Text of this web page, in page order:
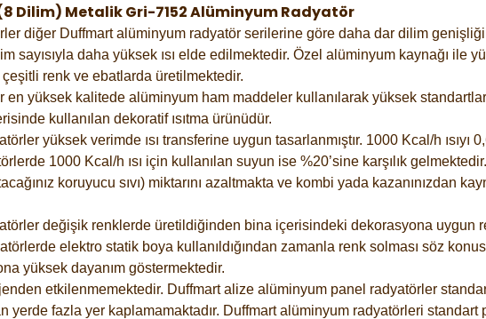
Dilim) Metalik Gri-7152 Alüminyum Radyatör
diğer Duffmart alüminyum radyatör serilerine göre daha dar dilim
sayısıyla daha yüksek ısı elde edilmektedir. Özel alüminyum kaynağı ile
renk ve ebatlarda üretilmektedir.
en yüksek kalitede alüminyum ham maddeler kullanılarak yüksek
kullanılan dekoratif ısıtma ürünüdür.
yüksek verimde ısı transferine uygun tasarlanmıştır. 1000 Kcal/h
1000 Kcal/h ısı için kullanılan suyun ise %20’sine karşılık
koruyucu sıvı) miktarını azaltmakta ve kombi yada kazanınızdan
değişik renklerde üretildiğinden bina içerisindeki dekorasyona uygun
elektro statik boya kullanıldığından zamanla renk solması söz
yüksek dayanım göstermektedir.
etkilenmemektedir. Duffmart alize alüminyum panel radyatörler
yerde fazla yer kaplamamaktadır. Duffmart alüminyum radyatörleri